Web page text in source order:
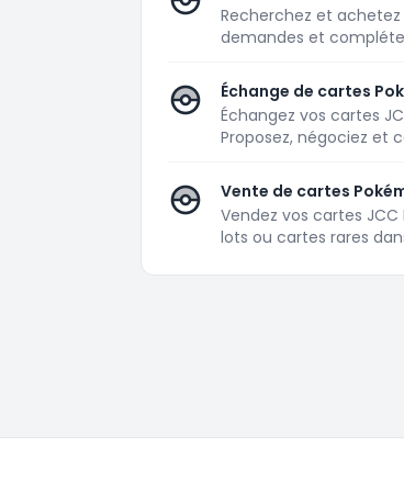
Recherchez et
demandes et
Échange de cartes
Échangez vos cartes
Proposez, négociez et
Vente de cartes
Vendez vos cartes
lots ou cartes rares